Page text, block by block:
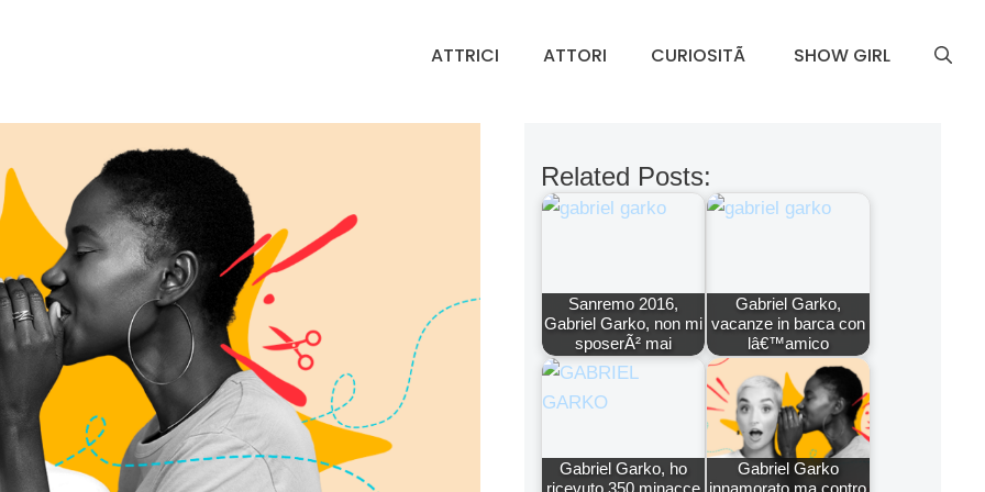
ATTRICI ATTORI CURIOSITÃ SHOW GIRL
Related Posts:
Sanremo 2016,
Gabriel Garko, non mi
sposerÃ² mai
Gabriel Garko,
vacanze in barca con
lâ€™amico
Gabriel Garko, ho
Gabriel Garko